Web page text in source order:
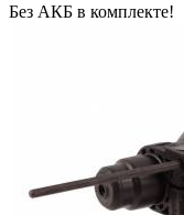
Без АКБ в комплекте!